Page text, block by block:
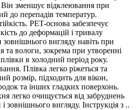
зменшує відклеювання при
до перепадів температур.
PET-основа забезпечує
до деформацій і тривалу
зовнішнього вигляду навіть при
та вологи, зокрема при утворенні
в холодний період року.
Плівка легко ріжеться та
розмір, підходить для вікон,
та інших гладких поверхонь.
легко очищується від забруднень
зовнішнього вигляду. Інструкція з ..